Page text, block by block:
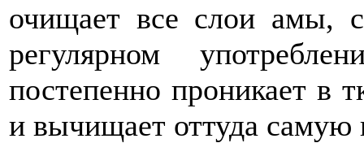
очищает все слои амы,
регулярном
постепенно проникает в
и вычищает оттуда самую